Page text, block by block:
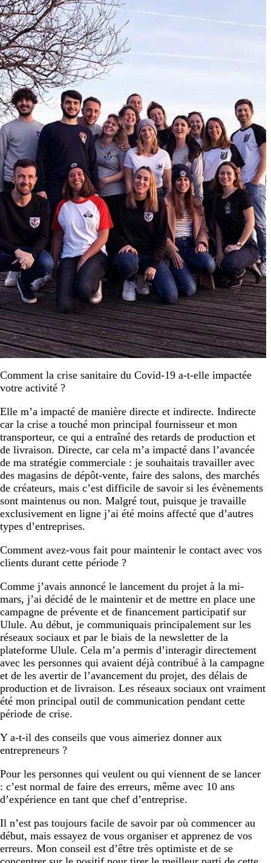
Comment la crise sanitaire du Covid-19 a-t-elle impactée
votre activité ?
Elle m’a impacté de manière directe et indirecte. Indirecte
car la crise a touché mon principal fournisseur et mon
transporteur, ce qui a entraîné des retards de production et
de livraison. Directe, car cela m’a impacté dans l’avancée
de ma stratégie commerciale : je souhaitais travailler avec
des magasins de dépôt-vente, faire des salons, des marchés
de créateurs, mais c’est difficile de savoir si les évènements
sont maintenus ou non. Malgré tout, puisque je travaille
exclusivement en ligne j’ai été moins affecté que d’autres
types d’entreprises.
Comment avez-vous fait pour maintenir le contact avec vos
clients durant cette période ?
Comme j’avais annoncé le lancement du projet à la mi-
mars, j’ai décidé de le maintenir et de mettre en place une
campagne de prévente et de financement participatif sur
Ulule. Au début, je communiquais principalement sur les
réseaux sociaux et par le biais de la newsletter de la
plateforme Ulule. Cela m’a permis d’interagir directement
avec les personnes qui avaient déjà contribué à la campagne
et de les avertir de l’avancement du projet, des délais de
production et de livraison. Les réseaux sociaux ont vraiment
été mon principal outil de communication pendant cette
période de crise.
Y a-t-il des conseils que vous aimeriez donner aux
entrepreneurs ?
Pour les personnes qui veulent ou qui viennent de se lancer
: c’est normal de faire des erreurs, même avec 10 ans
d’expérience en tant que chef d’entreprise.
Il n’est pas toujours facile de savoir par où commencer au
début, mais essayez de vous organiser et apprenez de vos
erreurs. Mon conseil est d’être très optimiste et de se